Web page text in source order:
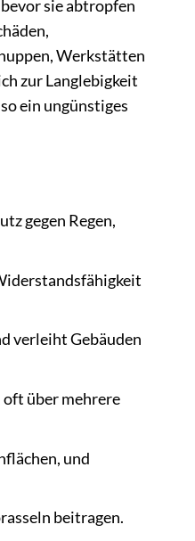
sie abtropfen
Werkstätten
zur Langlebigkeit
ein ungünstiges
gegen Regen,
verleiht Gebäuden
über mehrere
und
beitragen.